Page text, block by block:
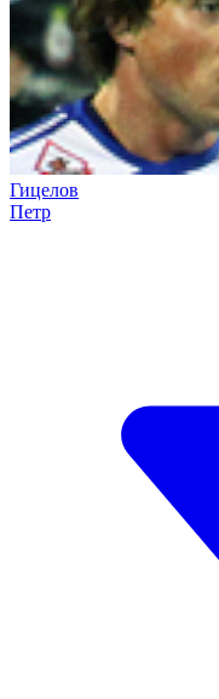
Гицелов
Петр